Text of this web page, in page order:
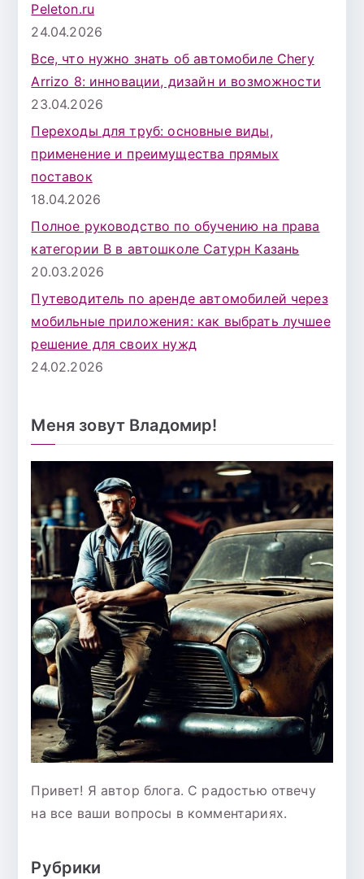
Peleton.ru
24.04.2026
Все, что нужно знать об автомобиле Chery
Arrizo 8: инновации, дизайн и возможности
23.04.2026
Переходы для труб: основные виды,
применение и преимущества прямых
поставок
18.04.2026
Полное руководство по обучению на права
категории B в автошколе Сатурн Казань
20.03.2026
Путеводитель по аренде автомобилей через
мобильные приложения: как выбрать лучшее
решение для своих нужд
24.02.2026
Меня зовут Владомир!
Привет! Я автор блога. С радостью отвечу
на все ваши вопросы в комментариях.
Рубрики